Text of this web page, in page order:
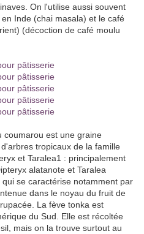
On l'utilise aussi souvent
Inde (chai masala) et le café
(décoction de café moulu
coumarou est une graine
tropicaux de la famille
et Taralea1 : principalement
alatanote et Taralea
se caractérise notamment par
dans le noyau du fruit de
La fève tonka est
du Sud. Elle est récoltée
mais on la trouve surtout au